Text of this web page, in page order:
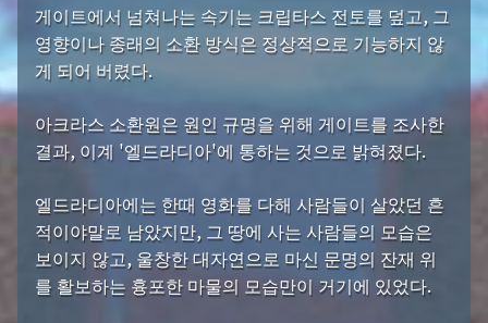
게이트에서 넘쳐나는 속기는 크립타스 전토를 덮고, 그
영향이나 종래의 소환 방식은 정상적으로 기능하지 않
게 되어 버렸다.
아크라스 소환원은 원인 규명을 위해 게이트를 조사한
결과, 이계 '엘드라디아'에 통하는 것으로 밝혀졌다.
엘드라디아에는 한때 영화를 다해 사람들이 살았던 흔
적이야말로 남았지만, 그 땅에 사는 사람들의 모습은
보이지 않고, 울창한 대자연으로 마신 문명의 잔재 위
를 활보하는 흉포한 마물의 모습만이 거기에 있었다.